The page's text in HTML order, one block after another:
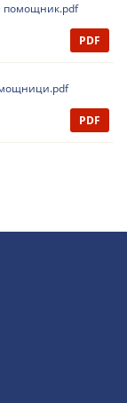
помощник.pdf
PDF
PDF